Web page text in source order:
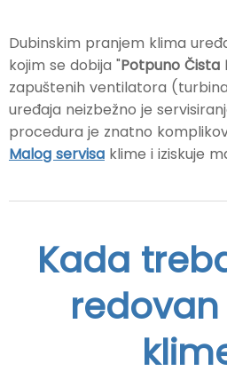
Dubinskim pranjem klima
kojim se dobija "Potpuno Čista
zapuštenih ventilatora
uređaja neizbežno je
procedura je znatno
Malog servisa klime i iziskuje
Kada
redovan